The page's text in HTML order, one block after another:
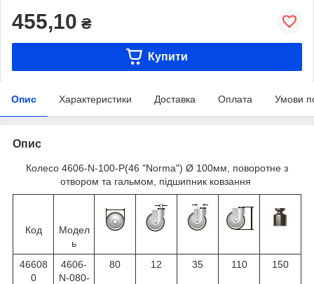
455,10 ₴
Купити
Опис Характеристики Доставка Оплата Умови
Опис
Колесо 4606-N-100-P(46 "Norma") Ø 100мм, поворотне з
отвором та гальмом, підшипник ковзання
Код
Модел
ь
46608
0
4606-
N-080-
80 12 35 110 150